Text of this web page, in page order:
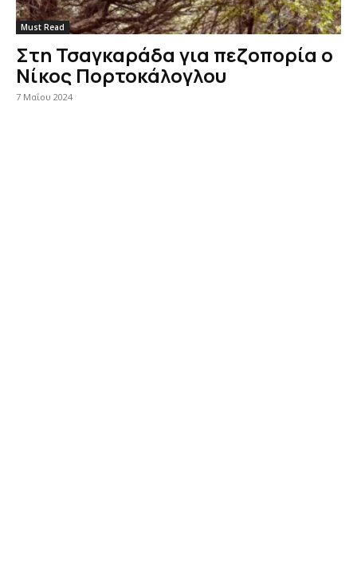
Must Read
Στη Τσαγκαράδα για πεζοπορία ο
Νίκος Πορτοκάλογλου
7 Μαΐου 2024